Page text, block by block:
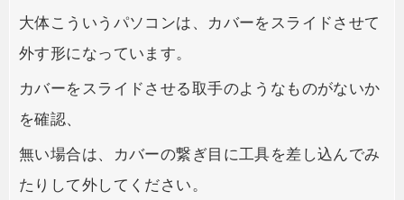
大体こういうパソコンは、カバーをスライドさせて
外す形になっています。
カバーをスライドさせる取手のようなものがないか
を確認、
無い場合は、カバーの繋ぎ目に工具を差し込んでみ
たりして外してください。